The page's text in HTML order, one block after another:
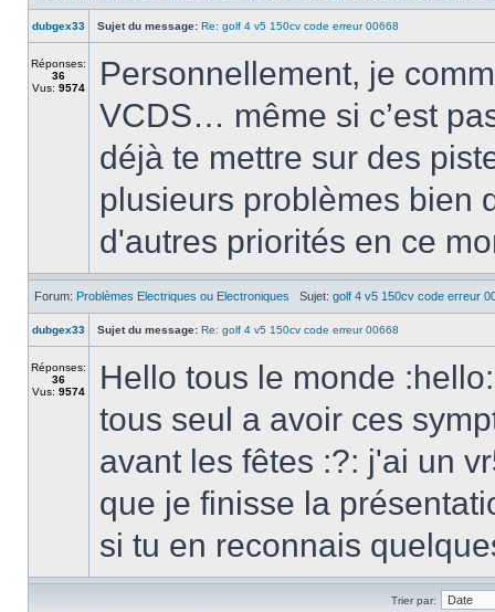
dubgex33 Sujet du message: Re: golf 4 v5 150cv code erreur 00668
Réponses:
36
Vus: 9574
Personnellement, je
VCDS… même si c’est
déjà te mettre sur des
plusieurs problèmes bien
d'autres priorités en ce
Forum: Problèmes Electriques ou Electroniques Sujet: golf 4 v5 150cv code erreur
dubgex33 Sujet du message: Re: golf 4 v5 150cv code erreur 00668
Réponses:
36
Vus: 9574
Hello tous le monde
tous seul a avoir ces
avant les fêtes :?: j'ai un
que je finisse la
si tu en reconnais
Trier par: